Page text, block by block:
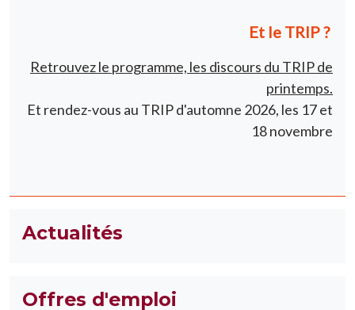
Et le TRIP ?
Retrouvez le programme, les discours du TRIP de
printemps.
Et rendez-vous au TRIP d'automne 2026, les 17 et
18 novembre
Actualités
Offres d'emploi